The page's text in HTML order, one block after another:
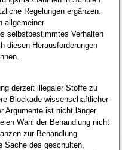
Regelungen ergänzen.
allgemeiner
selbstbestimmtes Verhalten
diesen Herausforderungen
derzeit illegaler Stoffe zu
Blockade wissenschaftlicher
Argumente ist nicht länger
Wahl der Behandlung nicht
zur Behandlung
Sache des geschulten,